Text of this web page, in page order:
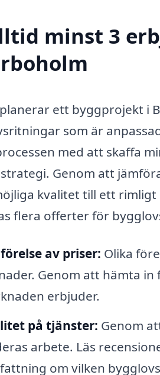
minst 3
ett byggprojekt i
som är
med att skaffa
Genom att
kvalitet till ett
flera offerter för
av priser: Olika
Genom att hämta
erbjuder.
på tjänster: Genom
arbete. Läs
om vilken